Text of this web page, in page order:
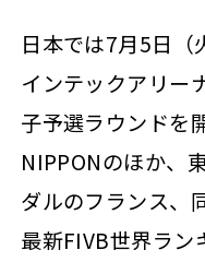
日本では7月5日（
インテックアリー
子予選ラウンドを
NIPPONのほか、
ダルのフランス、
最新FIVB世界ラン